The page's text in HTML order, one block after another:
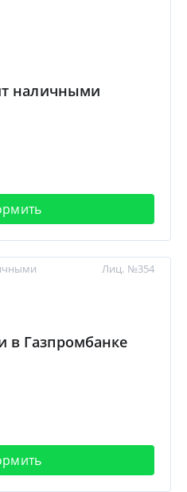
наличными
в Газпромбанке
Лиц. №354